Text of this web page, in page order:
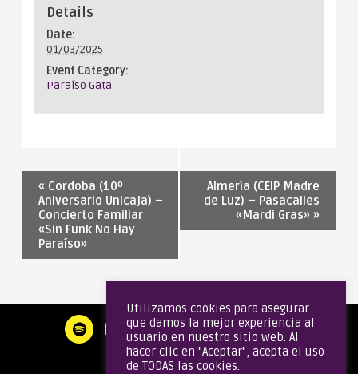
Details
Date:
01/03/2025
Event Category:
Paraíso Gata
« Cordoba (10º
Aniversario Unicaja) –
Concierto Familiar
«Sin Funk No Hay
Paraíso»
Almería (CEIP Madre
de Luz) – Pasacalles
«Mardi Gras»»
Utilizamos cookies para asegurar
que damos la mejor experiencia al
usuario en nuestro sitio web. Al
hacer clic en "Aceptar", acepta el uso
de TODAS las cookies.